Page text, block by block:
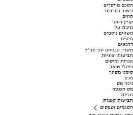
הסכם מייסדים
גישור ובוררות
חוזים
קניין רוחני
גניבת עין
נושאים נוספים
מיסים
דרכונים
משרד הבטחון ונכי צה"ל
תביעות יצוגיות
אגרות ומיסים
ניצולי שואה
סימני מסחר
מכס
ניכוי מס
מס הכנסה
זכויות
תביעות קטנות
הסכמים וטפסים